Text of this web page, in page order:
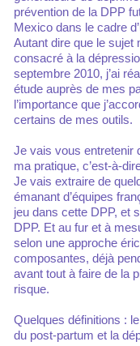
prévention de la DPP
Mexico dans le cadre
Autant dire que le sujet
consacré à la
septembre 2010, j’ai
étude auprès de mes
l’importance que
certains de mes outils.
Je vais vous entretenir
ma pratique, c’est-à-
Je vais extraire de
émanant d’équipes
jeu dans cette DPP, et
DPP. Et au fur et à
selon une approche
composantes, déjà
avant tout à faire de la
risque.
Quelques définitions :
du post-partum et la